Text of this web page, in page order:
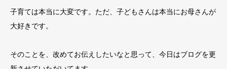
子育ては本当に大変です。ただ、子どもさんは本当にお母さんが
大好きです。
そのことを、改めてお伝えしたいなと思って、今日はブログを更